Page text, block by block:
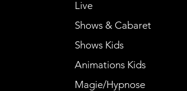
Live
Shows & Cabaret
Shows Kids
Animations Kids
Magie/Hypnose